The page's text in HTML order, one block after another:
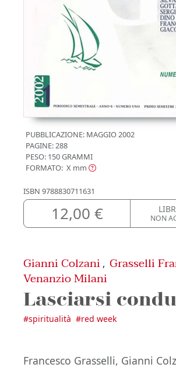
PUBBLICAZIONE: MAGGIO 2002
PAGINE: 288
PESO: 150 GRAMMI
FORMATO: X mm
ISBN 9788830711631
12,00 € NON
Gianni Colzani , Grasselli
Venanzio Milani
Lasciarsi
#spiritualità #red week
Francesco Grasselli, Gianni